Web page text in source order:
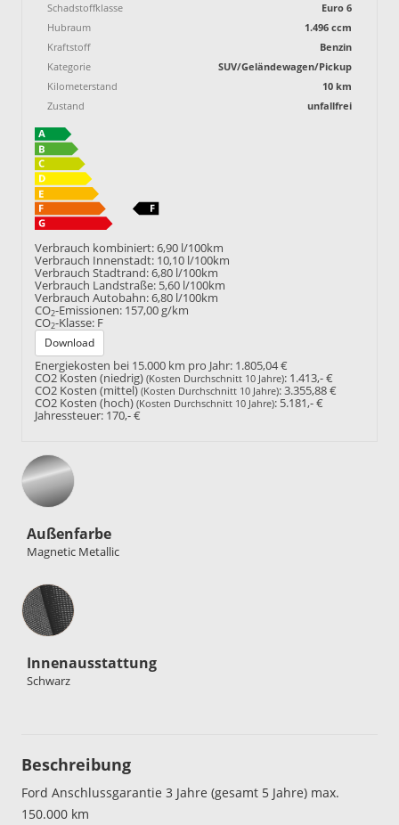
Schadstoffklasse
Euro 6
Hubraum
1.496 ccm
Kraftstoff
Benzin
Kategorie
SUV/Geländewagen/Pickup
Kilometerstand
10 km
Zustand
unfallfrei
Verbrauch kombiniert:6,90 l/100km
Verbrauch Innenstadt: 10,10 l/100km
Verbrauch Stadtrand:6,80 l/100km
Verbrauch Landstraße: 5,60 l/100km
Verbrauch Autobahn:6,80 l/100km
CO2-Emissionen: 157,00 g/km
CO2-Klasse: F
Download
Energiekosten bei 15.000 km pro Jahr: 1.805,04 €
CO2 Kosten (niedrig) (Kosten Durchschnitt 10 Jahre): 1.413,- €
CO2 Kosten (mittel) (Kosten Durchschnitt 10 Jahre):3.355,88 €
CO2 Kosten (hoch) (Kosten Durchschnitt 10 Jahre): 5.181,- €
Jahressteuer: 170,- €
Außenfarbe
Magnetic Metallic
Innenausstattung
Innenausstattung
Schwarz
Beschreibung
Ford Anschlussgarantie 3 Jahre (gesamt 5 Jahre) max.
150.000 km